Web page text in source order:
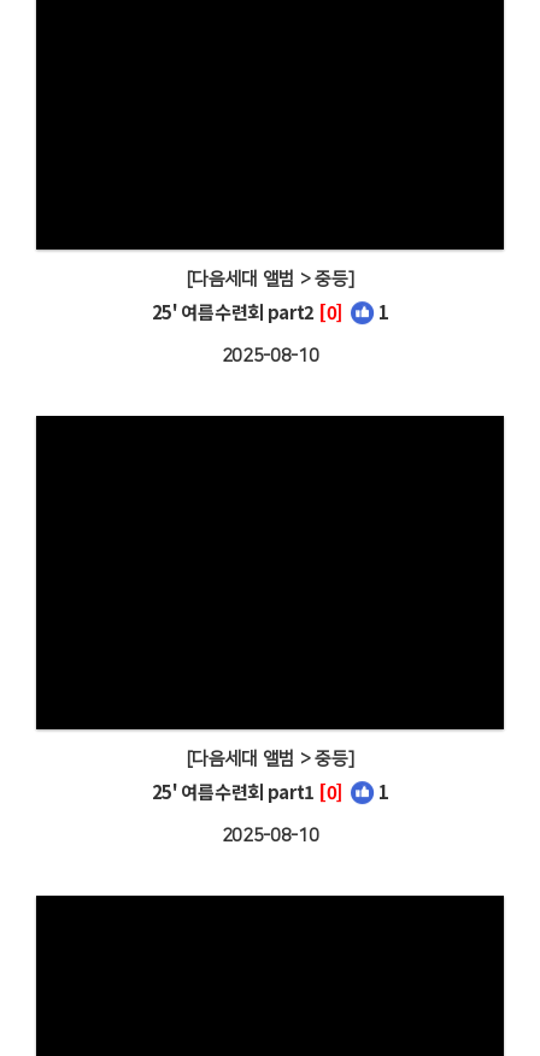
[다음세대 앨범 > 중등]
25' 여름수련회 part2 [0] 1
2025-08-10
[다음세대 앨범 > 중등]
25' 여름수련회 part1 [0] 1
2025-08-10